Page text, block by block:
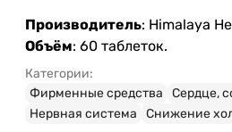
Производитель: Himalaya
Объём: 60 таблеток.
Категории:
Фирменные средства
Сердце,
Нервная система
Снижение